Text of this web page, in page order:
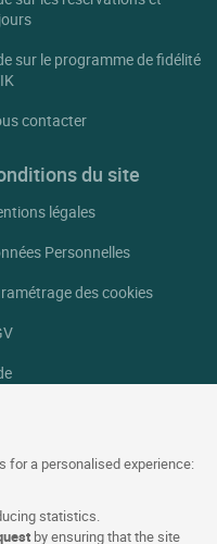
for a personalised experience:
statistics.
by ensuring that the site
sur le programme de fidélité
contacter
du site
légales
Personnelles
des cookies